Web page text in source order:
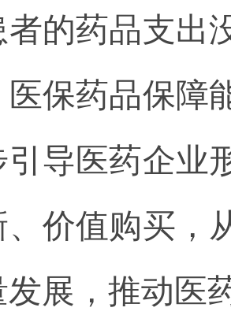
者的药品支出
医保药品保障
引导医药企业
、价值购买，
发展，推动医